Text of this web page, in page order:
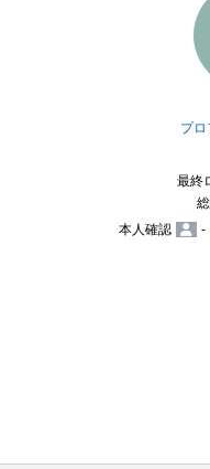
プ
最終
本人確認
-